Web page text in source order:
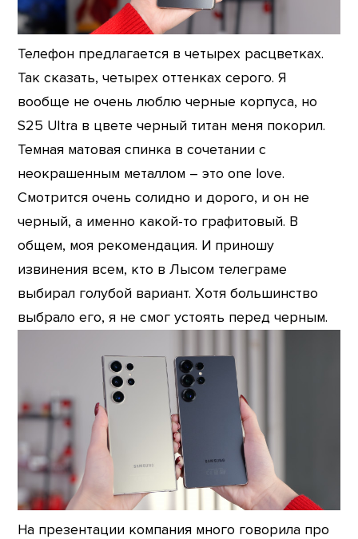
Телефон предлагается в четырех расцветках.
Так сказать, четырех оттенках серого. Я
вообще не очень люблю черные корпуса, но
S25 Ultra в цвете черный титан меня покорил.
Темная матовая спинка в сочетании с
неокрашенным металлом – это one love.
Смотрится очень солидно и дорого, и он не
черный, а именно какой-то графитовый. В
общем, моя рекомендация. И приношу
извинения всем, кто в Лысом телеграме
выбирал голубой вариант. Хотя большинство
выбрало его, я не смог устоять перед черным.
На презентации компания много говорила про